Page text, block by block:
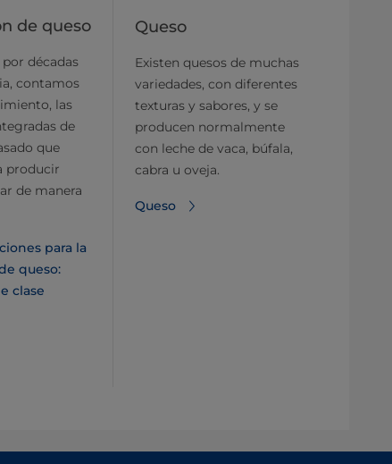
de queso
décadas
contamos
las
de
que
producir
de manera
para la
queso:
clase
Queso
Existen quesos de muchas
variedades, con diferentes
texturas y sabores, y se
producen normalmente
con leche de vaca, búfala,
cabra u oveja.
Queso